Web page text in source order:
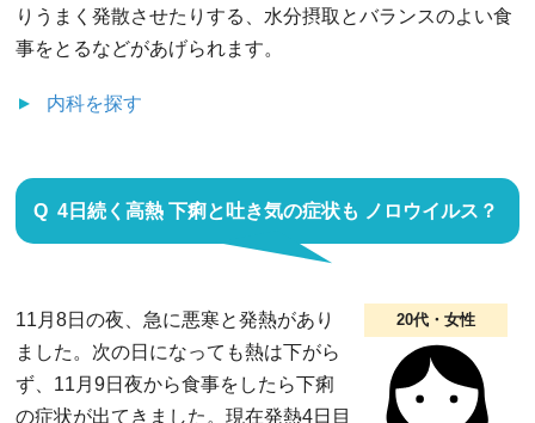
りうまく発散させたりする、水分摂取とバランスのよい食
事をとるなどがあげられます。
内科を探す
4日続く高熱 下痢と吐き気の症状も ノロウイルス？
20代・女性
11月8日の夜、急に悪寒と発熱があり
ました。次の日になっても熱は下がら
ず、11月9日夜から食事をしたら下痢
の症状が出てきました。現在発熱4日目